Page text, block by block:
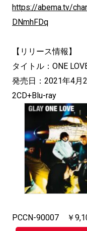
https://abema.tv/
DNmhFDq
【リリース情報】
タイトル：ONE
発売日：2021年4月
2CD+Blu-ray
PCCN-90007 ￥